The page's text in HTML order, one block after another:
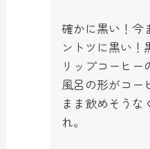
確かに黒い！今
ントツに黒い！
リップコーヒー
風呂の形がコー
まま飲めそうな
れ。